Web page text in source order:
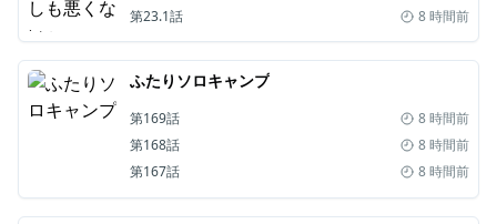
第23.1話
8 時間前
ふたりソロキャンプ
第169話
8 時間前
第168話
8 時間前
第167話
8 時間前